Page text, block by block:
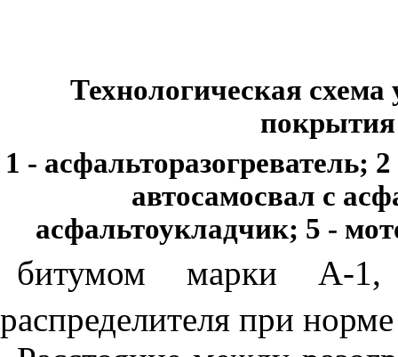
Технологическая схема
покрытия
1 - асфальторазогреватель;
автосамосвал с
асфальтоукладчик; 5 -
битумом марки A-
распределителя при